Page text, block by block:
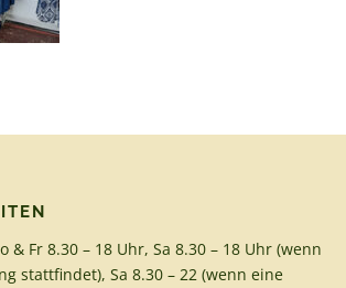
& Fr 8.30 – 18 Uhr, Sa 8.30 – 18 Uhr (wenn
stattfindet), Sa 8.30 – 22 (wenn eine